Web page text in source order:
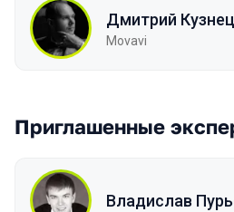
Дмитрий
Movavi
Приглашенные
Владислав